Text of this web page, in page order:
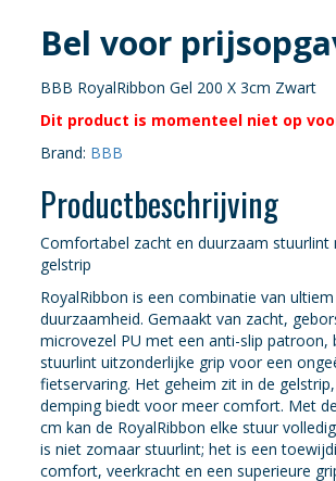
Bel voor
BBB RoyalRibbon Gel 200 X 3cm Zwart
Dit product is momenteel niet op
Brand: BBB
Productbeschrijving
Comfortabel zacht en duurzaam stuurlint
gelstrip
RoyalRibbon is een combinatie van
duurzaamheid. Gemaakt van zacht,
microvezel PU met een anti-slip patroon,
stuurlint uitzonderlijke grip voor een
fietservaring. Het geheim zit in de
demping biedt voor meer comfort. Met
cm kan de RoyalRibbon elke stuur
is niet zomaar stuurlint; het is een
comfort, veerkracht en een superieure